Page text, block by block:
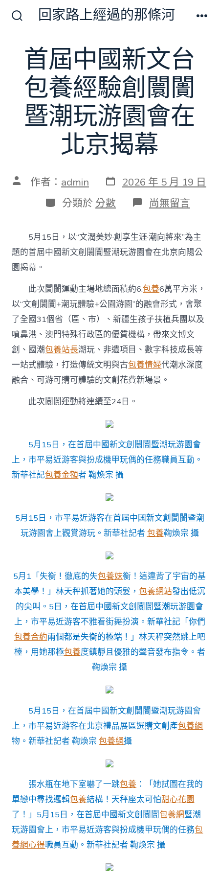
切
換
回家路上經過的那條河
首屆中國新文台
包養經驗創闤闠
暨潮玩游園會在
北京揭幕
文 作者： admin 發
表
日
期
2026 年 5 月 19 日
分
類
分類於 分數 在
〈首
中
國
新
包
養
經
驗
創
闤
闠
暨
潮
玩
游
揭
幕〉
中
尚無留言
5月15日，以“文潤美妙·創享生涯·潮向將來”為主
題的首屆中國新文創闤闠暨潮玩游園會在北京向陽公
園揭幕。
此次闤闠運動主場地總面積約6.包養6萬平方米，
以“文創闤闠+潮玩體驗+公園游園”的融會形式，會聚
了全國31個省（區、市）、新疆生孩子扶植兵團以及
噴鼻港、澳門特殊行政區的優質機構，帶來文博文
創、國潮包養站長潮玩、非遺項目、數字科技成長等
一站式體驗，打造傳統文明與古包養情婦代潮水深度
融合、可游可購可體驗的文創花費新場景。
此次闤闠運動將連續至24日。
5月15日，在首屆中國新文創闤闠暨潮玩游園會
上，市平易近游客與扮成機甲玩偶的任務職員互動。
新華社記包養金額者 鞠煥宗 攝
5月15日，市平易近游客在首屆中國新文創闤闠暨潮
玩游園會上觀賞游玩。新華社記者 包養鞠煥宗 攝
5月1「失衡！徹底的失包養妹衡！這違背了宇宙的基
本美學！」林天秤抓著她的頭髮， 包養網站發出低沉
的尖叫。5日，在首屆中國新文創闤闠暨潮玩游園會
上，市平易近游客不雅看街舞扮演。新華社記「你們
包養合約兩個都是失衡的極端！」林天秤突然跳上吧
檯，用她那極包養度鎮靜且優雅的聲音發布指令。者
鞠煥宗 攝
5月15日，在首屆中國新文創闤闠暨潮玩游園會
上，市平易近游客在北京禮品展區選購文創產包養網
物。新華社記者 鞠煥宗包養網攝
張水瓶在地下室嚇了一跳包養 ：「她試圖在我的
單戀中尋找邏輯包養結構！天秤座太可怕甜心花園
了！」5月15日，在首屆中國新文創闤闠包養網暨潮
玩游園會上，市平易近游客與扮成機甲玩偶的任務包
養網心得職員互動。新華社記者 鞠煥宗 攝